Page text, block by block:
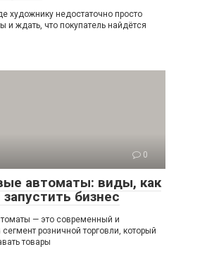
художнику недостаточно просто
и ждать, что покупатель найдётся
0
автоматы: виды, как
бизнес
— это современный и
розничной торговли, который
товары